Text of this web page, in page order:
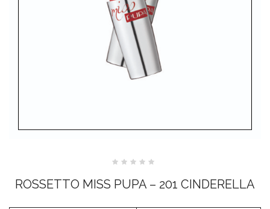
su
5
ROSSETTO MISS PUPA – 201 CINDERELLA